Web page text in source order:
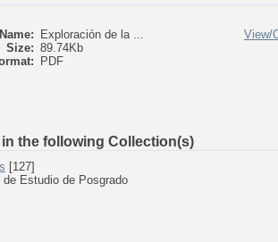
Name:
Exploración de la ...
Size: 89.74Kb
PDF
View/
the following Collection(s)
[127]
de Estudio de Posgrado